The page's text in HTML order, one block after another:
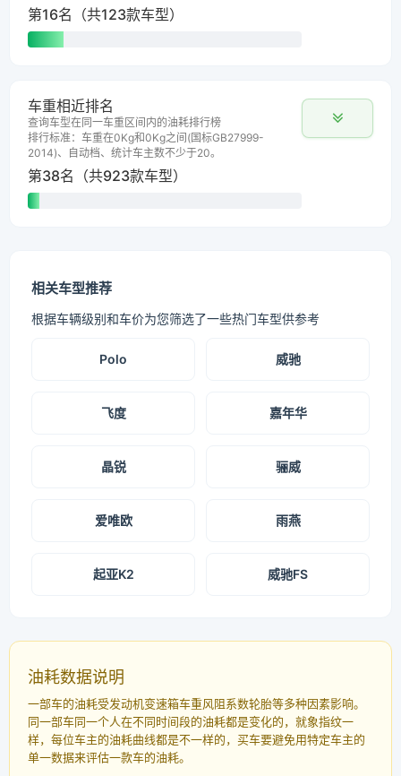
第16名（共123款车型）
车重相近排名
查询车型在同一车重区间内的油耗排行榜
排行标准：车重在0Kg和0Kg之间(国标GB27999-
2014)、自动档、统计车主数不少于20。
第38名（共923款车型）
相关车型推荐
根据车辆级别和车价为您筛选了一些热门车型供参考
Polo 威驰
飞度 嘉年华
晶锐 骊威
爱唯欧 雨燕
起亚K2 威驰FS
油耗数据说明
一部车的油耗受发动机变速箱车重风阻系数轮胎等多种因素影响。
同一部车同一个人在不同时间段的油耗都是变化的，就象指纹一
样，每位车主的油耗曲线都是不一样的，买车要避免用特定车主的
单一数据来评估一款车的油耗。